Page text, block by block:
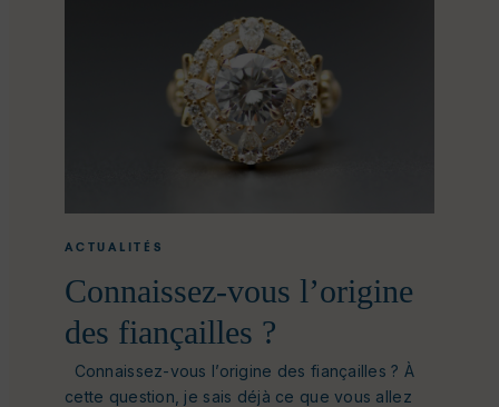
ACTUALITÉS
Connaissez-vous l’origine
des fiançailles ?
Connaissez-vous l’origine des fiançailles ? À
cette question, je sais déjà ce que vous allez